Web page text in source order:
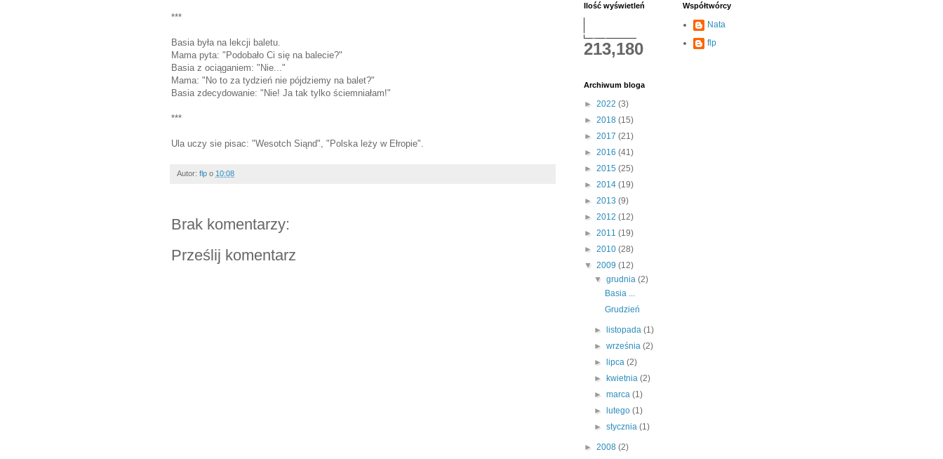
***
Basia była na lekcji baletu.
Mama pyta: "Podobało Ci się na balecie?"
Basia z ociąganiem: "Nie..."
Mama: "No to za tydzień nie pójdziemy na balet?"
Basia zdecydowanie: "Nie! Ja tak tylko ściemniałam!"
***
Ula uczy sie pisac: "Wesotch Siąnd", "Polska leży w Ełropie".
Autor: flp o 10:08
Brak komentarzy:
Prześlij komentarz
Ilość wyświetleń
213,180
Współtwórcy
Nata
flp
Archiwum bloga
► 2022 (3)
► 2018 (15)
► 2017 (21)
► 2016 (41)
► 2015 (25)
► 2014 (19)
► 2013 (9)
► 2012 (12)
► 2011 (19)
► 2010 (28)
▼ 2009 (12)
▼grudnia(2)
Basia ...
Grudzień
► listopada(1)
►września(2)
►
lipca(2)
►
kwietnia(2)
►marca(1)
►
lutego(1)
►stycznia(1)
► 2008 (2)